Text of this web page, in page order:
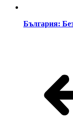
България: